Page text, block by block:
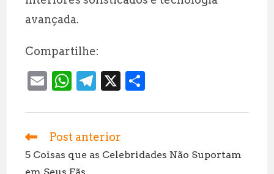
avançada.
Compartilhe:
E
ai
l
W
at
s
A
T
e
g
r
X
a
e
Leia
artigos
Post anterior
5 Coisas que as Celebridades Não Suportam